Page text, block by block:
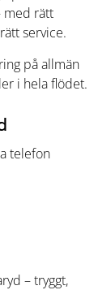
med rätt
service.
på allmän
i hela flödet.
telefon
– tryggt,